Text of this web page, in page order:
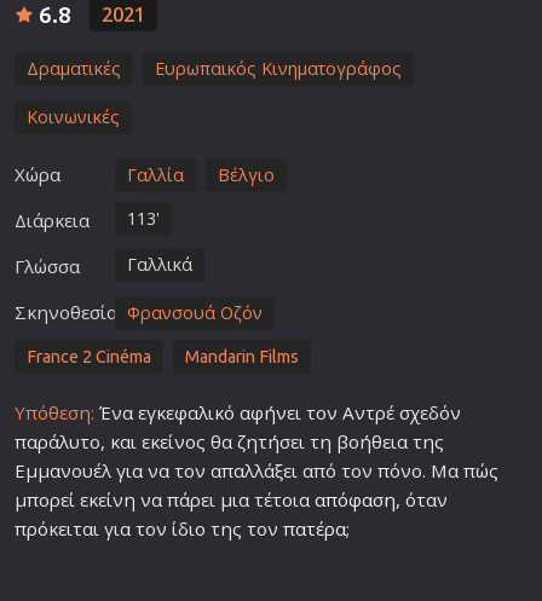
6.8 2021
Δραματικές Ευρωπαικός Κινηματογράφος
Κοινωνικές
Χώρα Γαλλία Βέλγιο
Διάρκεια 113'
Γλώσσα Γαλλικά
Σκηνοθεσία Φρανσουά Οζόν
France 2 Cinéma Mandarin Films
Υπόθεση: Ένα εγκεφαλικό αφήνει τον Αντρέ σχεδόν
παράλυτο, και εκείνος θα ζητήσει τη βοήθεια της
Εμμανουέλ για να τον απαλλάξει από τον πόνο. Μα πώς
μπορεί εκείνη να πάρει μια τέτοιααπόφαση, όταν
πρόκειται για τον ίδιο της τον πατέρα;